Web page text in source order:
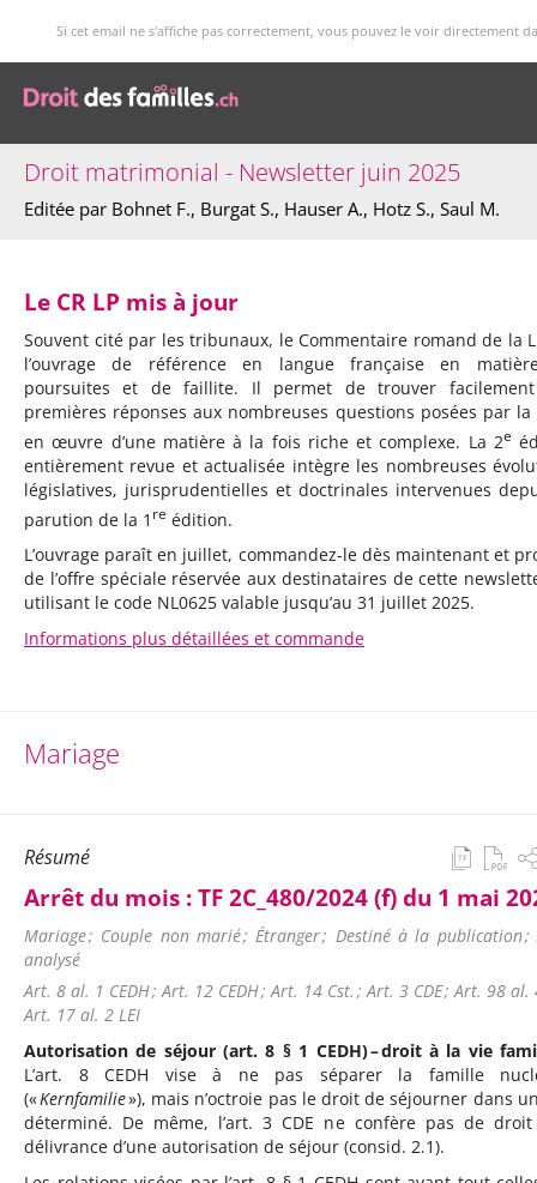
Si cet email ne s'affiche pas correctement, vous pouvez le voir directement
Droit matrimonial - Newsletter juin 2025
Editée par Bohnet F., Burgat S., Hauser A., Hotz S., Saul M.
Le CR LP mis à jour
Souvent cité par les tribunaux, le Commentaire romand de la
l’ouvrage de référence en langue française en
poursuites et de faillite. Il permet de trouver
premières réponses aux nombreuses questions posées par la
en œuvre d’une matière à la fois riche et complexe. La 2e
entièrement revue et actualisée intègre les nombreuses
législatives, jurisprudentielles et doctrinales intervenues
parution de la 1 re édition.
L’ouvrage paraît en juillet, commandez-le dès maintenant et
de l’offre spéciale réservée aux destinataires de cette
utilisant le code NL0625 valable jusqu’au 31 juillet 2025.
Informations plus détaillées et commande
Mariage
Résumé
Arrêt du mois :TF 2C_480/2024 (f) du 1 mai
Mariage ; Couple non marié ; Étranger ; Destiné à la publication ;
analysé
Art. 8 al. 1 CEDH ; Art. 12 CEDH ; Art. 14 Cst. ; Art. 3 CDE ; Art. 98 al.
Art. 17 al. 2 LEI
Autorisation de séjour (art. 8 § 1 CEDH) – droit à la vie
L’art. 8 CEDH vise à ne pas séparer la famille
(«Kernfamilie»), mais n’octroie pas le droit de séjourner dans
déterminé. De même, l’art. 3 CDE ne confère pas de
délivrance d’une autorisation de séjour (consid. 2.1).